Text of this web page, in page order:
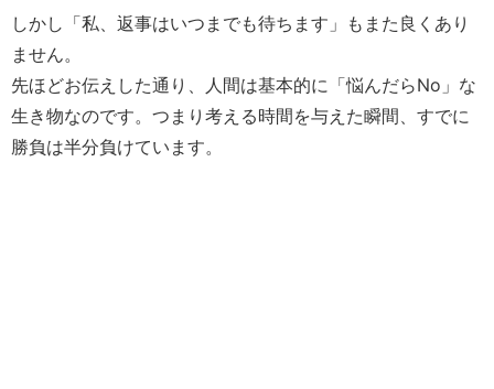
しかし「私、返事はいつまでも待ちます」もまた良くあり
ません。
先ほどお伝えした通り、人間は基本的に「悩んだらNo」な
生き物なのです。つまり考える時間を与えた瞬間、すでに
勝負は半分負けています。